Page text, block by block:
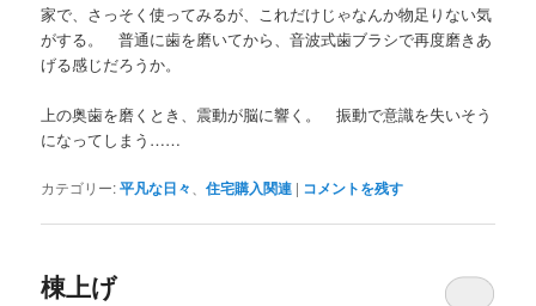
家で、さっそく使ってみるが、これだけじゃなんか物足りない気
がする。 普通に歯を磨いてから、音波式歯ブラシで再度磨きあ
げる感じだろうか。
上の奥歯を磨くとき、震動が脳に響く。 振動で意識を失いそう
になってしまう……
カテゴリー:平凡な日々 、住宅購入関連 | コメントを残す
棟上げ